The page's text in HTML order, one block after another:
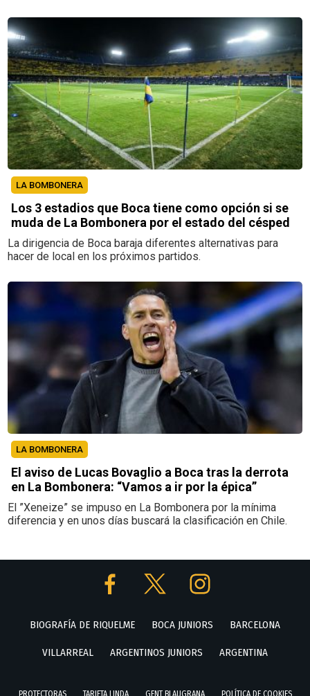
LA BOMBONERA
Los 3 estadios que Boca tiene como opción si se
muda de La Bombonera por el estado del césped
La dirigencia de Boca baraja diferentes alternativas para
hacer de local en los próximos partidos.
LA BOMBONERA
El aviso de Lucas Bovaglio a Boca tras la derrota
en La Bombonera: “Vamos a ir por la épica”
El ”Xeneize” se impuso en La Bombonera por la mínima
diferencia y en unos días buscará la clasificación en Chile.
BIOGRAFÍA DE RIQUELME BOCA JUNIORS BARCELONA
VILLARREAL ARGENTINOS JUNIORS ARGENTINA
PROTECTORAS TARJETA LINDA GENT BLAUGRANA POLÍTICA DE COOKIES